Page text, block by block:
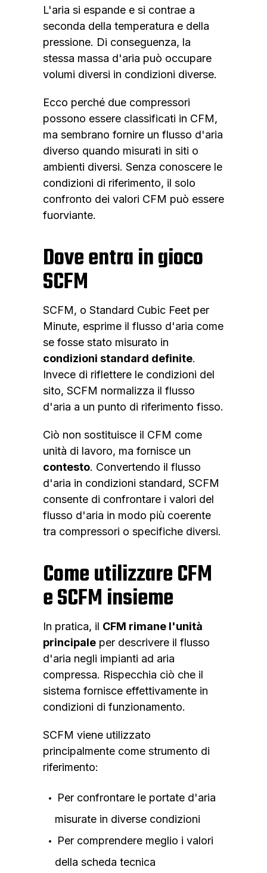
L'aria si espande e si contrae a
seconda della temperatura e della
pressione. Di conseguenza, la
stessa massa d'aria può occupare
volumi diversi in condizioni diverse.
Ecco perché due compressori
possono essere classificati in CFM,
ma sembrano fornire un flusso d'aria
diverso quando misurati in siti o
ambienti diversi. Senza conoscere le
condizioni di riferimento, il solo
confronto dei valori CFM può essere
fuorviante.
Dove entra in gioco
SCFM
SCFM, o Standard Cubic Feet per
Minute, esprime il flusso d'aria come
se fosse stato misurato in
condizioni standard definite.
Invece di riflettere le condizioni del
sito, SCFM normalizza il flusso
d'aria a un punto di riferimento fisso.
Ciò non sostituisce il CFM come
unità di lavoro, ma fornisce un
contesto. Convertendo il flusso
d'aria in condizioni standard, SCFM
consente di confrontare i valori del
flusso d'aria in modo più coerente
tra compressori o specifiche diversi.
Come utilizzare CFM
e SCFM insieme
In pratica, il CFM rimane l'unità
principale per descrivere il flusso
d'aria negli impianti ad aria
compressa. Rispecchia ciò che il
sistema fornisce effettivamente in
condizioni di funzionamento.
SCFM viene utilizzato
principalmente come strumento di
riferimento:
Per confrontare le portate d'aria
misurate in diverse condizioni
Per comprendere meglio i valori
della scheda tecnica